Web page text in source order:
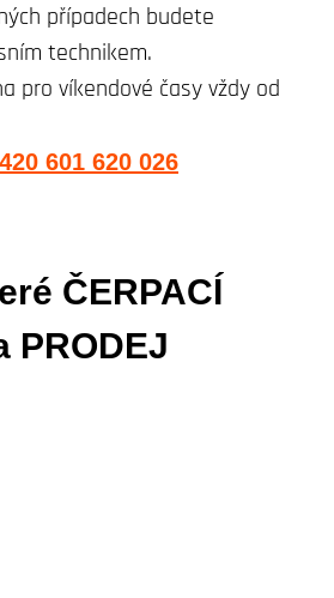
případech budete
technikem.
pro víkendové časy vždy od
601 620 026
ČERPACÍ
PRODEJ